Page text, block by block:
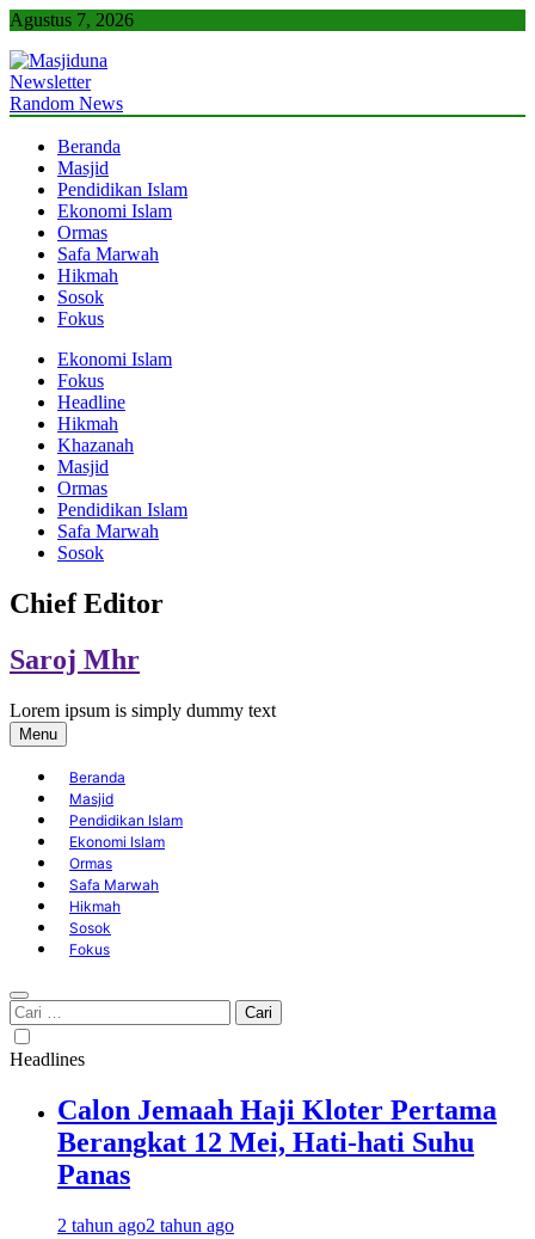
Skip
content
Agustus 7, 2026
Masjiduna
Referensi Berita Islam Indonesia
Newsletter
Random News
Beranda
Masjid
Pendidikan Islam
Ekonomi Islam
Ormas
Safa Marwah
Hikmah
Sosok
Fokus
Ekonomi Islam
Fokus
Headline
Hikmah
Khazanah
Masjid
Ormas
Pendidikan Islam
Safa Marwah
Sosok
Chief Editor
Saroj Mhr
Lorem ipsum is simply dummy text
Menu
Beranda
Masjid
Pendidikan Islam
Ekonomi Islam
Ormas
Safa Marwah
Hikmah
Sosok
Fokus
Cari
untuk:
Headlines
Calon Jemaah Haji Kloter Pertama
Berangkat 12 Mei, Hati-hati Suhu
Panas
2 tahun ago2 tahun ago